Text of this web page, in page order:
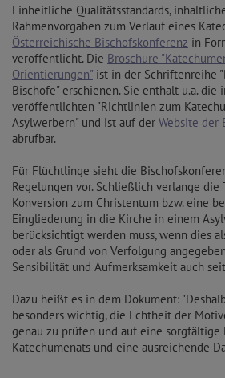
Einheitliche Qualitätsstandards,
Rahmenvorgaben zum Verlauf eines
Österreichische Bischofskonferenz in
veröffentlicht. Die Broschüre
Orientierungen" ist in der Schriftenreihe
Bischöfe" erschienen. Sie enthält u.a. die
veröffentlichten "Richtlinien zum
Asylwerbern" und ist auf der Website der
abrufbar.
Für Flüchtlinge sieht die
Regelungen vor. Schließlich verlange die
Konversion zum Christentum bzw. eine
Eingliederung in die Kirche in einem
berücksichtigt werden muss, wenn dies
oder als Grund von Verfolgung
Sensibilität und Aufmerksamkeit auch
Dazu heißt es in dem Dokument:
besonders wichtig, die Echtheit der
genau zu prüfen und auf eine sorgfältige
Katechumenats und eine ausreichende